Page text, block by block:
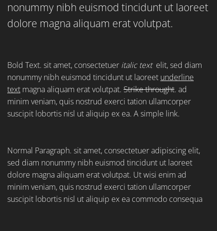
nonummy nibh euismod tincidunt ut laoreet
dolore magna aliquam erat volutpat.
Bold Text. sit amet, consectetuer italic text elit, sed diam
nonummy nibh euismod tincidunt ut laoreet underline
text magna aliquam erat volutpat. Strike throught. ad
minim veniam, quis nostrud exerci tation ullamcorper
suscipit lobortis nisl ut aliquip ex ea. A simple link.
Normal Paragraph. sit amet, consectetuer adipiscing elit,
sed diam nonummy nibh euismod tincidunt ut laoreet
dolore magna aliquam erat volutpat. Ut wisi enim ad
minim veniam, quis nostrud exerci tation ullamcorper
suscipit lobortis nisl ut aliquip ex ea commodo consequa